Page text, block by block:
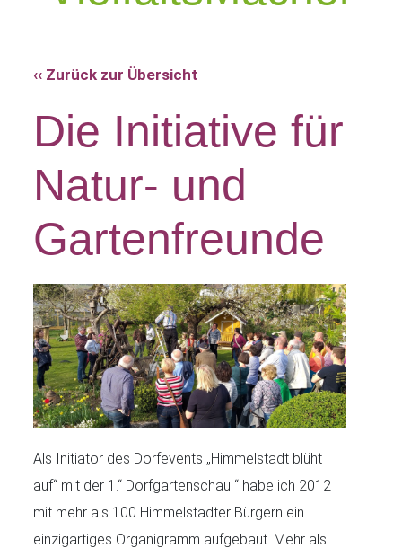
‹‹ Zurück zur Übersicht
Die Initiative für
Natur- und
Gartenfreunde
Als Initiator des Dorfevents „Himmelstadt blüht
auf“ mit der 1.“ Dorfgartenschau “ habe ich 2012
mit mehr als 100 Himmelstadter Bürgern ein
einzigartiges Organigramm aufgebaut. Mehr als